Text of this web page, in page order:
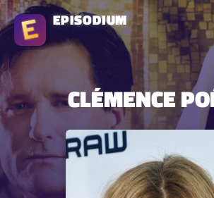
EPISODIUM
CLÉMENCE